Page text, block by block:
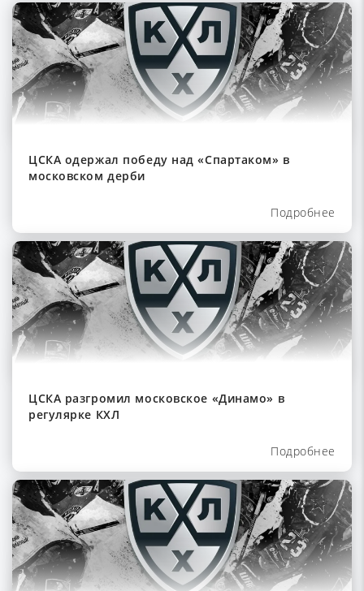
ЦСКА одержал победу над «Спартаком» в
московском дерби
Подробнее
ЦСКА разгромил московское «Динамо» в
регулярке КХЛ
Подробнее